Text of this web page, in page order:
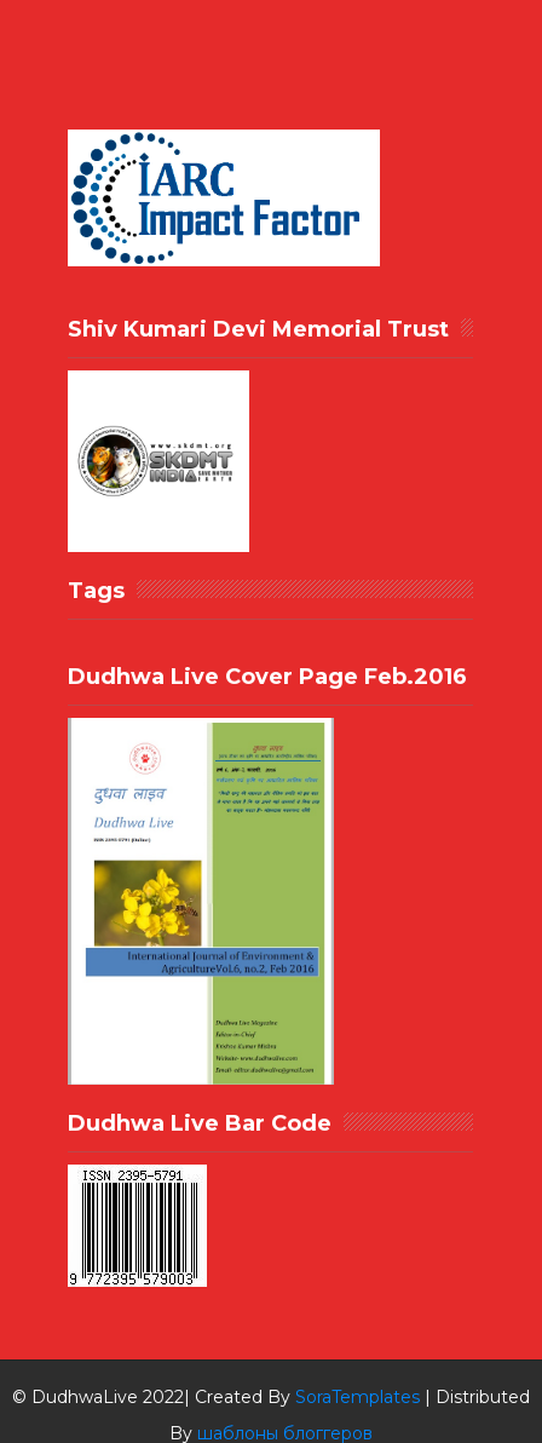
Shiv Kumari Devi Memorial Trust
Tags
Dudhwa Live Cover Page Feb.2016
Dudhwa Live Bar Code
© DudhwaLive 2022| Created By SoraTemplates| Distributed
By шаблоны блоггеров